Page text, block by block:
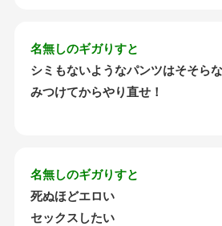
名無しのギガりすと
シミもないようなパンツはそそら
みつけてからやり直せ！
名無しのギガりすと
死ぬほどエロい
セックスしたい